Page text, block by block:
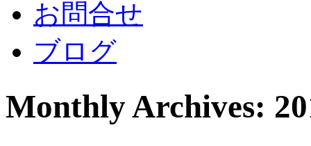
お問合せ
ブログ
Monthly Archives: